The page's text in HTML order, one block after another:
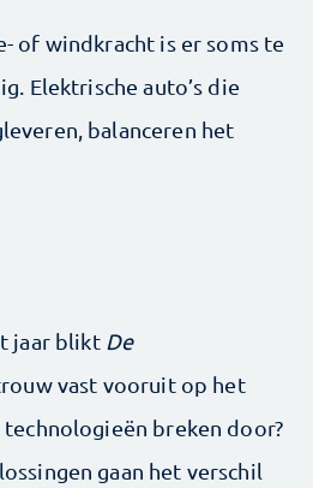
of windkracht is er soms te
Elektrische auto’s die
balanceren het
jaar bliktDe
vast vooruit op het
breken door?
gaan het verschil